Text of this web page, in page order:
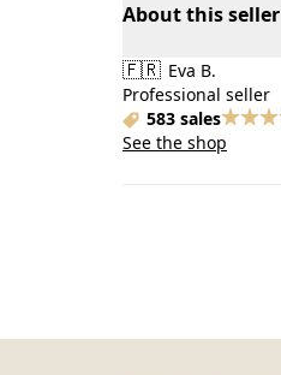
About this seller
🇫🇷 Eva B.
Professional seller
583 sales
See the shop